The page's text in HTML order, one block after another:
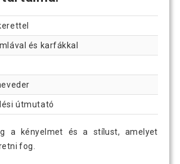
és karfákkal
útmutató
a kényelmet és a stílust, amelyet
fog.